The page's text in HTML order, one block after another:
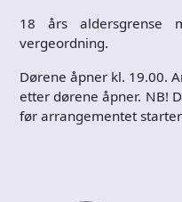
18 års aldersgrense
vergeordning.
Dørene åpner kl. 19.00.
etter dørene åpner. NB!
før arrangementet